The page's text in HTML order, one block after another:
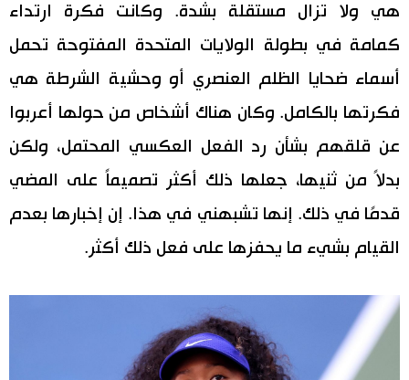
هي ولا تزال مستقلة بشدة. وكانت فكرة ارتداء
كمامة في بطولة الولايات المتحدة المفتوحة تحمل
أسماء ضحايا الظلم العنصري أو وحشية الشرطة هي
فكرتها بالكامل. وكان هناك أشخاص من حولها أعربوا
عن قلقهم بشأن رد الفعل العكسي المحتمل، ولكن
بدلاً من ثنيها، جعلها ذلك أكثر تصميماً على المضي
قدمًا في ذلك. إنها تشبهني في هذا. إن إخبارها بعدم
القيام بشيء ما يحفزها على فعل ذلك أكثر.